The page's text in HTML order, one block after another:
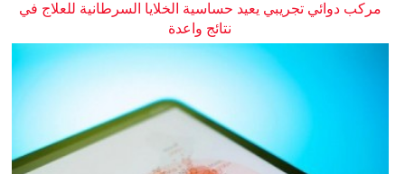
مركب دوائي تجريبي يعيد حساسية الخلايا السرطانية للعلاج في
نتائج واعدة